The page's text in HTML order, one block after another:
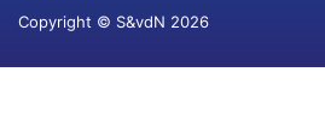
Copyright © S&vdN 2026